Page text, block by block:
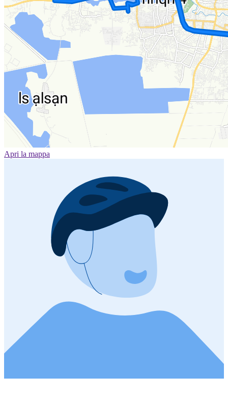
Apri la mappa